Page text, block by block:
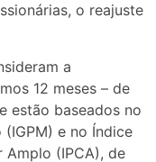
o reajuste
a
12 meses – de
estão baseados no
e no Índice
Amplo (IPCA), de